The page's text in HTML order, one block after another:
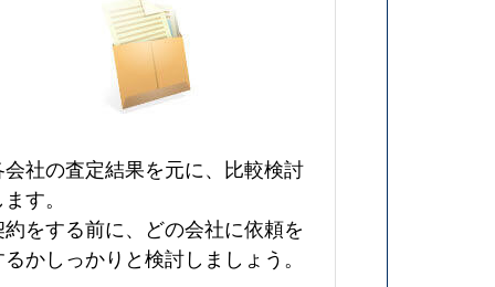
会社の査定結果を元に、比較検討
す。
約をする前に、どの会社に依頼を
かしっかりと検討しましょう。